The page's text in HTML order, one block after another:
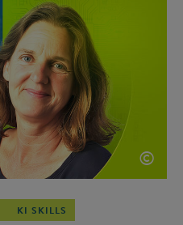
©
KI SKILLS